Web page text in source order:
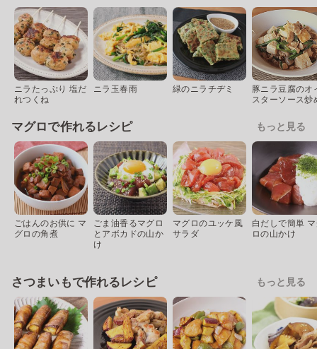
ニラたっぷり 塩だ
れつくね
ニラ玉春雨 緑のニラチヂミ
豚ニラ豆腐のオ
スターソース炒
マグロで作れるレシピ もっと見る
ごはんのお供に マ
グロの角煮
ごま油香るマグロ
とアボカドの山か
け
マグロのユッケ風
サラダ
白だしで簡単
ロの山かけ
さつまいもで作れるレシピ もっと見る